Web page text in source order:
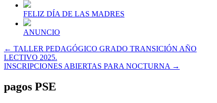
FELIZ DÍA DE LAS MADRES
ANUNCIO
Navegación
de
← TALLER PEDAGÓGICO GRADO TRANSICIÓN AÑO
LECTIVO 2025.
INSCRIPCIONES ABIERTAS PARA NOCTURNA →
pagos PSE